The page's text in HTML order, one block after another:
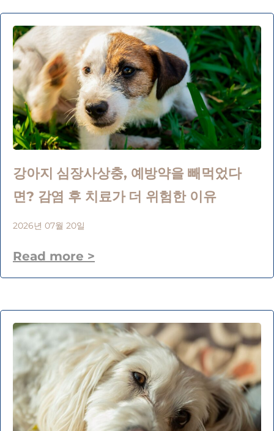
강아지 심장사상충, 예방약을 빼먹었다
면? 감염 후 치료가 더 위험한 이유
2026년 07월 20일
Read more >